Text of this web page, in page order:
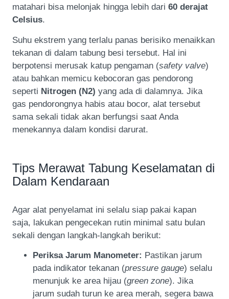
matahari bisa melonjak hingga lebih dari 60 derajat
Celsius.
Suhu ekstrem yang terlalu panas berisiko menaikkan
tekanan di dalam tabung besi tersebut. Hal ini
berpotensi merusak katup pengaman (safety valve)
atau bahkan memicu kebocoran gas pendorong
seperti Nitrogen (N2) yang ada di dalamnya. Jika
gas pendorongnya habis atau bocor, alat tersebut
sama sekali tidak akan berfungsi saat Anda
menekannya dalam kondisi darurat.
Tips Merawat Tabung Keselamatan di
Dalam Kendaraan
Agar alat penyelamat ini selalu siap pakai kapan
saja, lakukan pengecekan rutin minimal satu bulan
sekali dengan langkah-langkah berikut:
Periksa Jarum Manometer: Pastikan jarum
pada indikator tekanan (pressure gauge) selalu
menunjuk ke area hijau (green zone). Jika
jarum sudah turun ke area merah, segera bawa